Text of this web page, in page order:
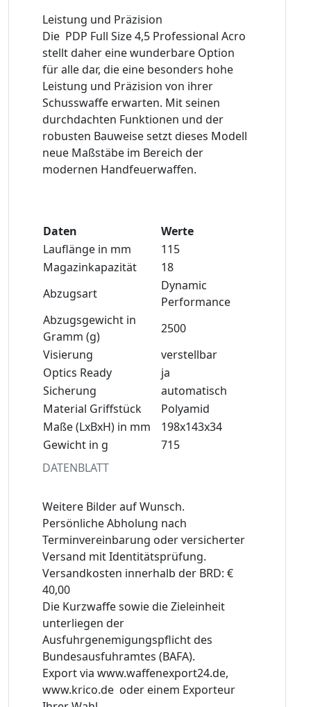
Leistung und Präzision
Die PDP Full Size 4,5 Professional Acro
stellt daher eine wunderbare Option
für alle dar, die eine besonders hohe
Leistung und Präzision von ihrer
Schusswaffe erwarten. Mit seinen
durchdachten Funktionen und der
robusten Bauweise setzt dieses Modell
neue Maßstäbe im Bereich der
modernen Handfeuerwaffen.
DATENBLATT
Daten
Werte
Lauflänge in mm
115
Magazinkapazität
18
Abzugsart
Dynamic
Performance
Abzugsgewicht in
Gramm (g)
2500
Visierung
verstellbar
Optics Ready
ja
Sicherung
automatisch
Material Griffstück
Polyamid
Maße (LxBxH) in mm
198x143x34
Gewicht in g
715
Weitere Bilder auf Wunsch.
Persönliche Abholung nach
Terminvereinbarung oder versicherter
Versand mit Identitätsprüfung.
Versandkosten innerhalb der BRD: €
40,00
Die Kurzwaffe sowie die Zieleinheit
unterliegen der
Ausfuhrgenemigungspflicht des
Bundesausfuhramtes (BAFA).
Export via www.waffenexport24.de,
www.krico.de oder einem Exporteur